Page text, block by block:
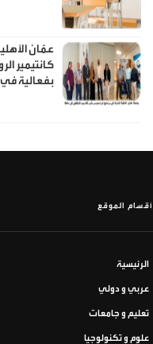
عمّان
كانتيمير
بفعالية
أقسام الموقع
الرئيسية
عربي و دولي
تعليم و جامعات
علوم و تكنولوجيا